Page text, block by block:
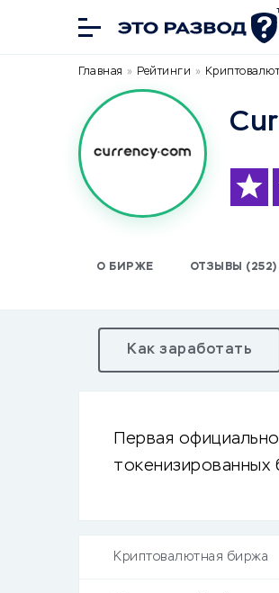
Главная » Рейтинги »
О БИРЖЕ ОТЗЫВЫ (252)
Как заработать
Первая
токенизированных
Криптовалютная биржа